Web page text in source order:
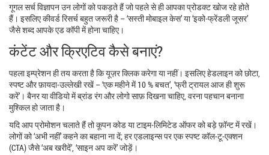
गूगल सर्च विज्ञापन उन लोगों को पकड़ते हैं जो पहले से ही आपका प्रोडक्ट खोज रहे होते
हैं। इसलिए कीवर्ड रिसर्च बहुत जरूरी है – ‘सस्ती मोबाइल केस’ या ‘इको‑फ्रेंडली जूसर’
जैसे शब्द आपके एड कॉपी में होना चाहिए।
कंटेंट और क्रिएटिव कैसे बनाएं?
पहला इम्प्रेशन ही तय करता है कि यूज़र क्लिक करेगा या नहीं। इसलिए हेडलाइन को छोटा,
स्पष्ट और फ़ायदा‑उल्लेखी रखें – ‘एक महीने में 10 % बचत’, ‘फ्री ट्रायल आज ही शुरू
करें’। बैनर या वीडियो में ब्रांड रंग और लोगो साफ़ दिखना चाहिए, वरना पहचान बनाना
मुश्किल हो जाता है।
यदि आप प्रोमोशन चलाते हैं तो कूपन कोड या टाइम‑लिमिटेड ऑफर को बड़े फ़ॉन्ट में रखें।
लोगों को ‘अभी नहीं’ कहने का बहाना ना दें; हर एडलाइन्स पर एक स्पष्ट कॉल‑टू‑एक्शन
(CTA) जैसे ‘अब खरीदें’, ‘साइन अप करें’ जोड़ें।